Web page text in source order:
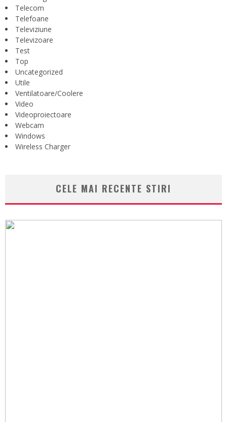
Telecom
Telefoane
Televiziune
Televizoare
Test
Top
Uncategorized
Utile
Ventilatoare/Coolere
Video
Videoproiectoare
Webcam
Windows
Wireless Charger
CELE MAI RECENTE STIRI